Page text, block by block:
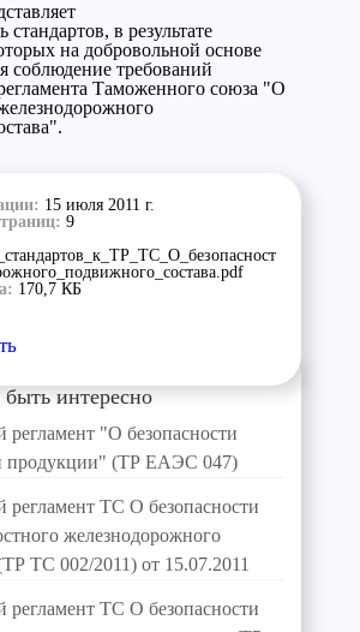
стандартов, в результате
на добровольной основе
соблюдение требований
Таможенного союза "О
15 июля 2011 г.
9
170,7 КБ
интересно
регламент "О безопасности
продукции" (ТР ЕАЭС 047)
регламент ТС О безопасности
железнодорожного
ТС 002/2011) от 15.07.2011
регламент ТС О безопасности